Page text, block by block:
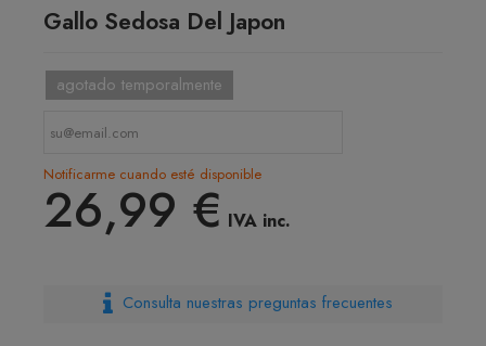
Gallo Sedosa Del Japon
agotado temporalmente
Notificarme cuando esté disponible
26,99 € IVA inc.
Consulta nuestras preguntas frecuentes